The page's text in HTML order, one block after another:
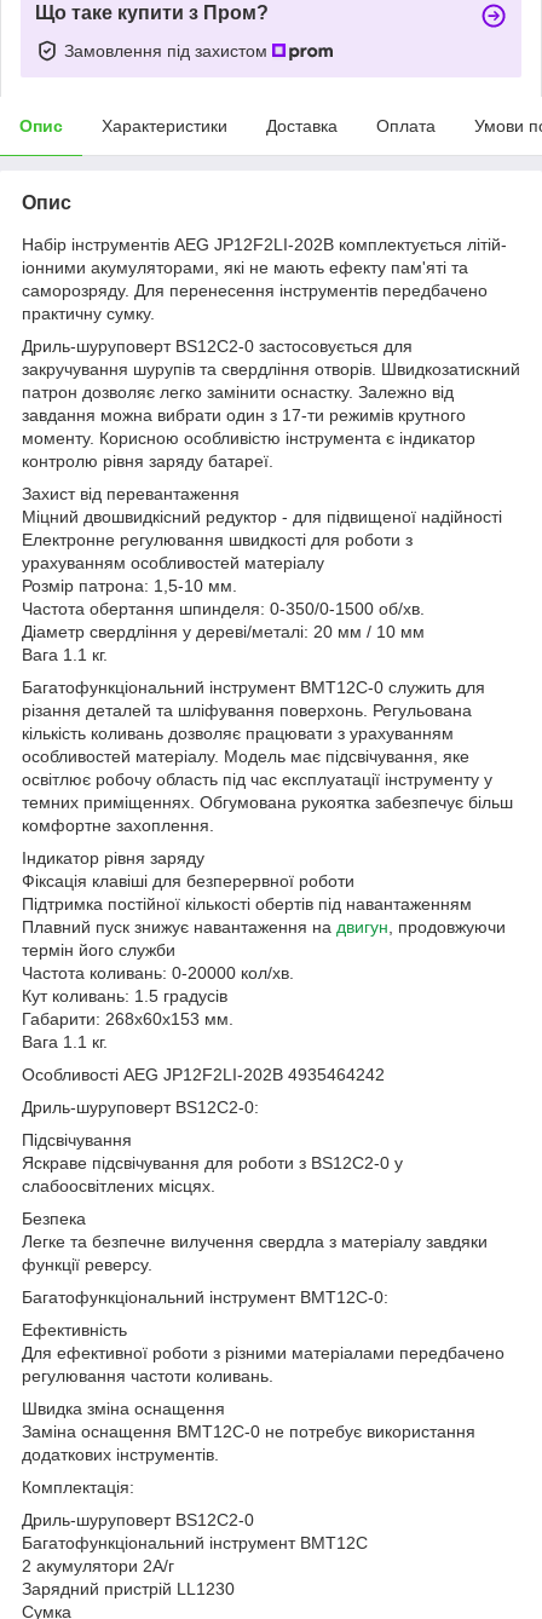
Що таке купити з Пром?
Замовлення під захистом
Опис Характеристики Доставка Оплата Умови
Опис
Набір інструментів AEG JP12F2LI-202B комплектується літій-
іонними акумуляторами, які не мають ефекту пам'яті та
саморозряду. Для перенесення інструментів передбачено
практичну сумку.
Дриль-шуруповерт BS12C2-0 застосовується для
закручування шурупів та свердління отворів. Швидкозатискний
патрон дозволяє легко замінити оснастку. Залежно від
завдання можна вибрати один з 17-ти режимів крутного
моменту. Корисною особливістю інструмента є індикатор
контролю рівня заряду батареї.
Захист від перевантаження
Міцний двошвидкісний редуктор - для підвищеної надійності
Електронне регулювання швидкості для роботи з
урахуванням особливостей матеріалу
Розмір патрона: 1,5-10 мм.
Частота обертання шпинделя: 0-350/0-1500 об/хв.
Діаметр свердління у дереві/металі: 20 мм / 10 мм
Вага 1.1 кг.
Багатофункціональний інструмент BMT12C-0 служить для
різання деталей та шліфування поверхонь. Регульована
кількість коливань дозволяє працювати з урахуванням
особливостей матеріалу. Модель має підсвічування, яке
освітлює робочу область під час експлуатації інструменту у
темних приміщеннях. Обгумована рукоятка забезпечує більш
комфортне захоплення.
Індикатор рівня заряду
Фіксація клавіші для безперервної роботи
Підтримка постійної кількості обертів під навантаженням
Плавний пуск знижує навантаження на двигун , продовжуючи
термін його служби
Частота коливань: 0-20000 кол/хв.
Кут коливань: 1.5 градусів
Габарити: 268х60х153 мм.
Вага 1.1 кг.
Особливості AEG JP12F2LI-202B 4935464242
Дриль-шуруповерт BS12C2-0:
Підсвічування
Яскраве підсвічування для роботи з BS12C2-0 у
слабоосвітлених місцях.
Безпека
Легке та безпечне вилучення свердла з матеріалу завдяки
функції реверсу.
Багатофункціональний інструмент BMT12C-0:
Ефективність
Для ефективної роботи з різними матеріалами передбачено
регулювання частоти коливань.
Швидка зміна оснащення
Заміна оснащення BMT12C-0 не потребує використання
додаткових інструментів.
Комплектація:
Дриль-шуруповерт BS12C2-0
Багатофункціональний інструмент BMT12C
2 акумулятори 2А/г
Зарядний пристрій LL1230
Сумка